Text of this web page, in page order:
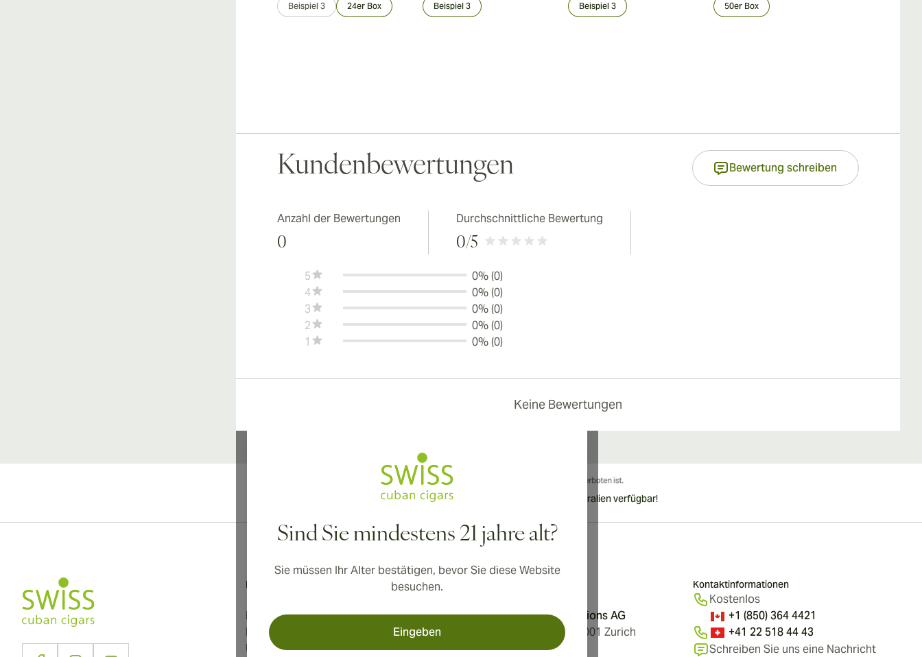
Beispiel 3 24er Box Beispiel 3 Beispiel 3 50er Box
Kundenbewertungen Bewertung schreiben
Anzahl der Bewertungen
0
Durchschnittliche Bewertung
0/5
5
0% (0)
4
0% (0)
3
0% (0)
2
0% (0)
1
0% (0)
Keine Bewertungen
Sind Sie mindestens 21 jahre alt?
Sie müssen Ihr Alter bestätigen, bevor Sie diese Website
besuchen.
Eingeben
Internationaler Versand nach Kanada, Vereinigtes Königreich und Australien verfügbar!
Aromatica Distributions AG
Löwenstrasse 20, 8001 Zurich
Switzerland
Informationen
Nutzungsbedingungen
Datenschutzerklärung
Über uns
Kontaktinformationen
Kostenlos
+1 (850) 364 4421
+41 22 518 44 43
Schreiben Sie uns eine Nachricht